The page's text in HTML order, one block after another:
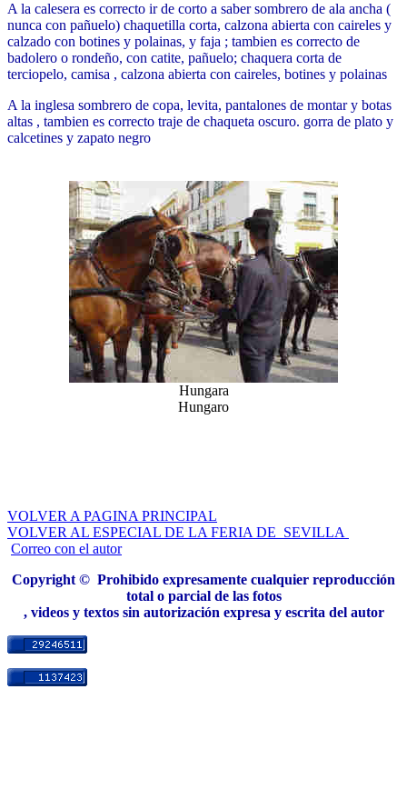
A la calesera es correcto ir de corto a saber sombrero de ala ancha (
nunca con pañuelo) chaquetilla corta, calzona abierta con caireles y
calzado con botines y polainas, y faja ; tambien es correcto de
badolero o rondeño, con catite, pañuelo; chaquera corta de
terciopelo, camisa , calzona abierta con caireles, botines y polainas
A la inglesa sombrero de copa, levita, pantalones de montar y botas
altas , tambien es correcto traje de chaqueta oscuro. gorra de plato y
calcetines y zapato negro
Hungara
Hungaro
VOLVER A PAGINA PRINCIPAL
VOLVER AL ESPECIAL DE LA FERIA DE SEVILLA
Correo con el autor
Copyright © Prohibido expresamente cualquier reproducción
total o parcial de las fotos
, videos y textos sin autorización expresa y escrita del autor